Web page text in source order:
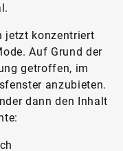
jetzt konzentriert
Auf Grund der
getroffen, im
anzubieten.
dann den Inhalt